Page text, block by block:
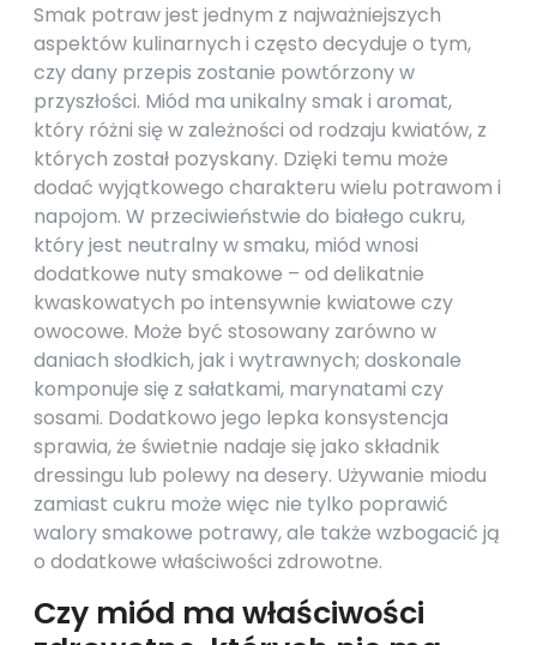
Smak potraw jest jednym z najważniejszych
aspektów kulinarnych i często decyduje o tym,
czy dany przepis zostanie powtórzony w
przyszłości. Miód ma unikalny smak i aromat,
który różni się w zależności od rodzaju kwiatów, z
których został pozyskany. Dzięki temu może
dodać wyjątkowego charakteru wielu potrawom i
napojom. W przeciwieństwie do białego cukru,
który jest neutralny w smaku, miód wnosi
dodatkowe nuty smakowe – od delikatnie
kwaskowatych po intensywnie kwiatowe czy
owocowe. Może być stosowany zarówno w
daniach słodkich, jak i wytrawnych; doskonale
komponuje się z sałatkami, marynatami czy
sosami. Dodatkowo jego lepka konsystencja
sprawia, że świetnie nadaje się jako składnik
dressingu lub polewy na desery. Używanie miodu
zamiast cukru może więc nie tylko poprawić
walory smakowe potrawy, ale także wzbogacić ją
o dodatkowe właściwości zdrowotne.
Czy miód ma właściwości